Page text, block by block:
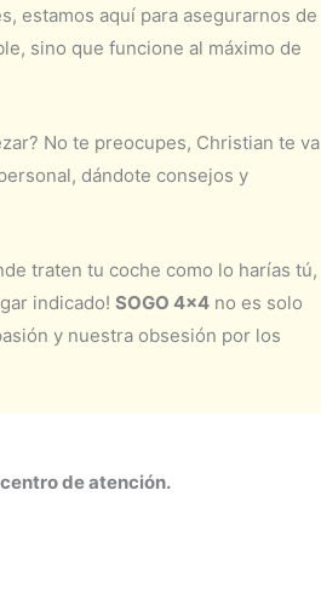
estamos aquí para asegurarnos de
sino que funcione al máximo de
No te preocupes, Christian te va
dándote consejos y
traten tu coche como lo harías tú,
indicado!SOGO 4×4 no es solo
y nuestra obsesión por los
de atención.